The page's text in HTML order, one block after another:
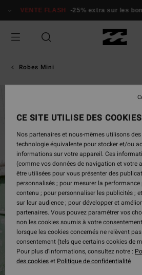
VENTE FLASH -25% extra sur les
Robes Mini
CE SITE UTILISE DES COOKIES
Nos partenaires et nous-mêmes utilisons
technologie équivalente pour stocker et/ou
informations sur votre appareil. Ces
(comme vos données de navigation et votre
être utilisées pour vous présenter des
personnalisés ; pour mesurer la
contenu ; pour personnaliser les publicités ;
sur leur audience ; pour développer et
partenaires. Vous pouvez paramétrer vos
non les cookies soumis à votre
lorsque les cookies concernés ne relèvent
consentement (tels que certains cookies de
Pour plus d'informations, consultez notre :
des cookieset Politique de confidentialité